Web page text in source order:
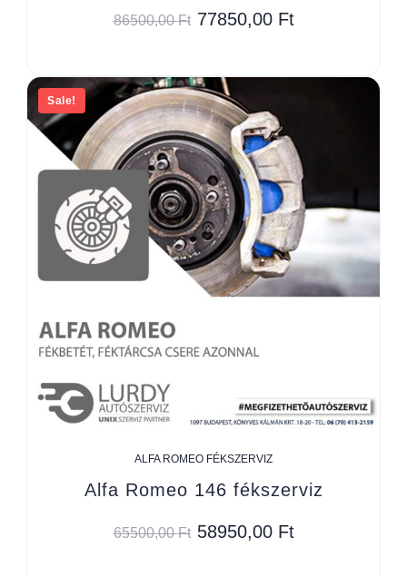
86500,00Ft 77850,00 Ft
Sale!
ALFA ROMEO FÉKSZERVIZ
Alfa Romeo 146 fékszerviz
65500,00Ft 58950,00 Ft